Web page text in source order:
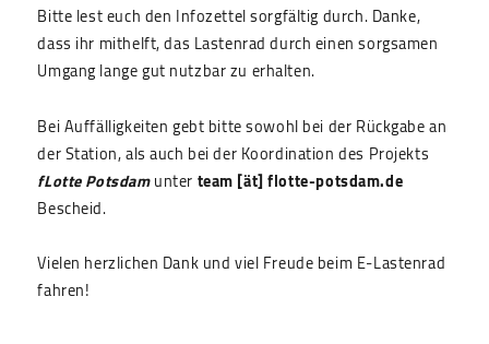
Bitte lest euch den Infozettel sorgfältig durch. Danke,
dass ihr mithelft, das Lastenrad durch einen sorgsamen
Umgang lange gut nutzbar zu erhalten.
Bei Auffälligkeiten gebt bitte sowohl bei der Rückgabe an
der Station, als auch bei der Koordination des Projekts
fLotte Potsdamunterteam [ät] flotte-potsdam.de
Bescheid.
Vielen herzlichen Dank und viel Freude beim E-Lastenrad
fahren!